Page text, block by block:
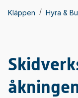
Kläppen / Hyra &